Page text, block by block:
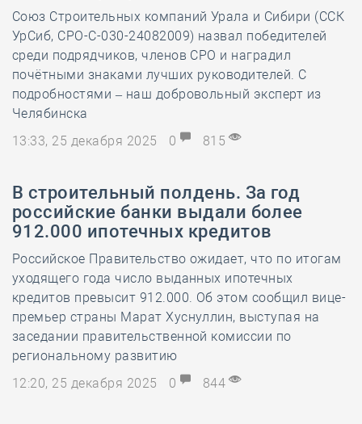
Союз Строительных компаний Урала и Сибири (ССК
УрСиб, СРО-С-030-24082009) назвал победителей
среди подрядчиков, членов СРО и наградил
почётными знаками лучших руководителей. С
подробностями – наш добровольный эксперт из
Челябинска
13:33, 25 декабря 2025
0 815
В строительный полдень. За год
российские банки выдали более
912.000 ипотечных кредитов
Российское Правительство ожидает, что по итогам
уходящего года число выданных ипотечных
кредитов превысит 912.000. Об этом сообщил вице-
премьер страны Марат Хуснуллин, выступая на
заседании правительственной комиссии по
региональному развитию
12:20, 25 декабря 2025
0 844